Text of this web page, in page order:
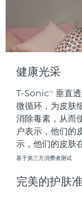
健康光采
T-SonicTM
垂直
微循环，为皮肤
消除毒素，从而
户表示，他们的
示，他们的皮肤
基于第三方消费者测试
完美的护肤
台湾
泰国
土耳其
阿拉伯联合酋长国
英国
美国
乌兹别克斯坦